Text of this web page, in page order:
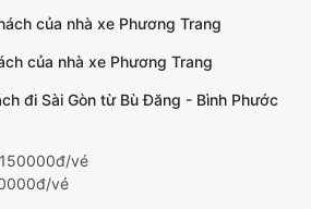
của nhà xe Phương Trang
của nhà xe Phương Trang
đi Sài Gòn từ Bù Đăng - Bình Phước
vé
vé